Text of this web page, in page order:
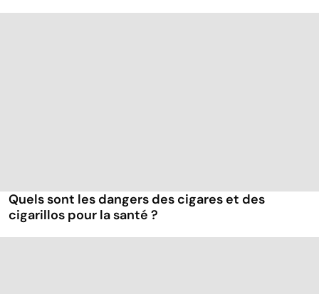
Quels sont les dangers des cigares et des
cigarillos pour la santé ?